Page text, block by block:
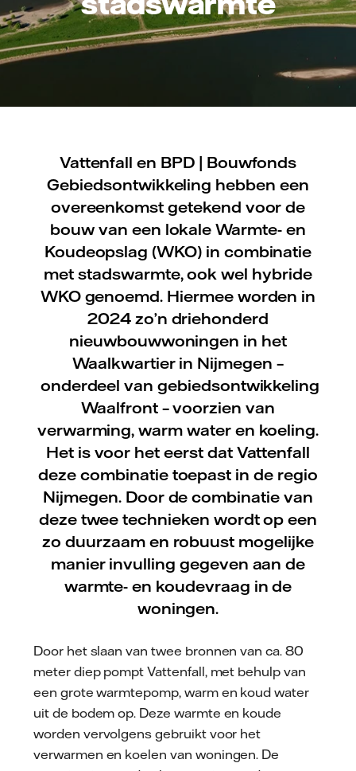
Vattenfall en BPD | Bouwfonds
Gebiedsontwikkeling hebben een
overeenkomst getekend voor de
bouw van een lokale Warmte- en
Koudeopslag (WKO) in combinatie
met stadswarmte, ook wel hybride
WKO genoemd. Hiermee worden in
2024 zo’n driehonderd
nieuwbouwwoningen in het
Waalkwartier in Nijmegen –
onderdeel van gebiedsontwikkeling
Waalfront – voorzien van
verwarming, warm water en koeling.
Het is voor het eerst dat Vattenfall
deze combinatie toepast in de regio
Nijmegen. Door de combinatie van
deze twee technieken wordt op een
zo duurzaam en robuust mogelijke
manier invulling gegeven aan de
warmte- en koudevraag in de
woningen.
Door het slaan van twee bronnen van ca. 80
meter diep pompt Vattenfall, met behulp van
een grote warmtepomp, warm en koud water
uit de bodem op. Deze warmte en koude
worden vervolgens gebruikt voor het
verwarmen en koelen van woningen. De